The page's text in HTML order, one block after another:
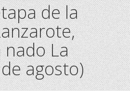
de la
nado La
agosto)